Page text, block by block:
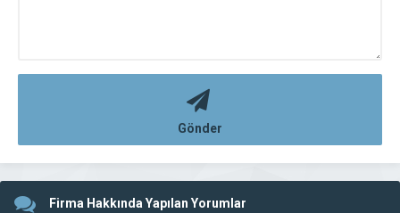
Gönder
Firma Hakkında Yapılan Yorumlar